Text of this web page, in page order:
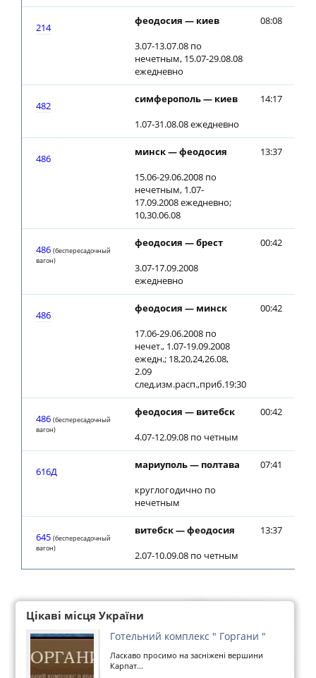
214
феодосия — киев
3.07-13.07.08 по
нечетным, 15.07-29.08.08
ежедневно
08:08
482
симферополь — киев
1.07-31.08.08 ежедневно
14:17
486
минск — феодосия
15.06-29.06.2008 по
нечетным, 1.07-
17.09.2008 ежедневно;
10,30.06.08
13:37
486 (беспересадочный
вагон)
феодосия — брест
3.07-17.09.2008
ежедневно
00:42
486
феодосия — минск
17.06-29.06.2008 по
нечет., 1.07-19.09.2008
ежедн.; 18,20,24,26.08,
2.09
след.изм.расп.,приб.19:30
00:42
486 (беспересадочный
вагон)
феодосия — витебск
4.07-12.09.08 по четным
00:42
616Д
мариуполь — полтава
круглогодично по
нечетным
07:41
645 (беспересадочный
вагон)
витебск — феодосия
2.07-10.09.08 по четным
13:37
Цікаві місця України
Готельний комплекс " Горгани "
Ласкаво просимо на засніжені вершини
Карпат...